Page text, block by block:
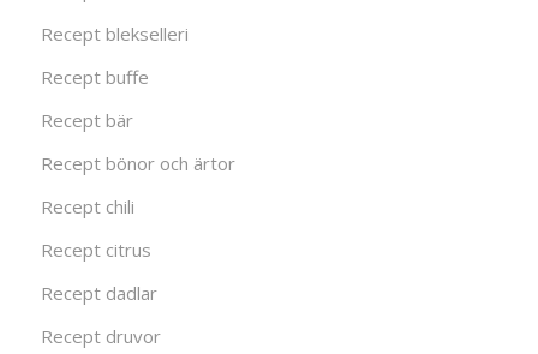
Recept blekselleri
Recept buffe
Recept bär
Recept bönor och ärtor
Recept chili
Recept citrus
Recept dadlar
Recept druvor